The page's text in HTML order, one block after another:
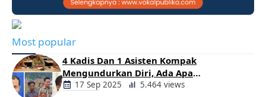
Most popular
4 Kadis Dan 1 Asisten Kompak
Mengundurkan Diri, Ada Apa
Pemerintahan Oloan
17 Sep 2025 5.464 views